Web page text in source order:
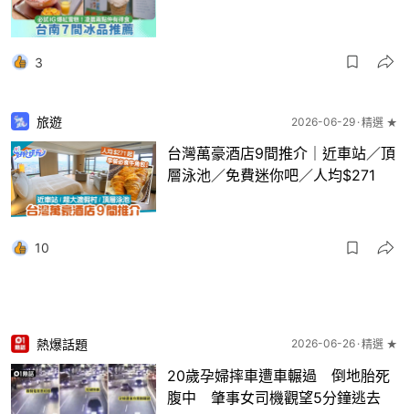
3
旅遊 2026-06-29 精選 ★
台灣萬豪酒店9間推介｜近車站／頂
層泳池／免費迷你吧／人均$271
10
熱爆話題 2026-06-26 精選 ★
20歲孕婦摔車遭車輾過 倒地胎死
腹中 肇事女司機觀望5分鐘逃去